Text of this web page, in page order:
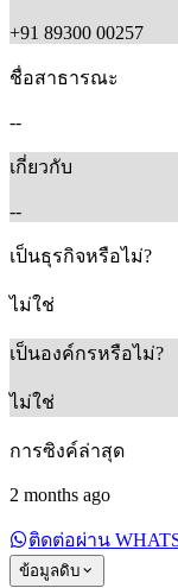
+91 89300 00257
ชื่อสาธารณะ
--
เกี่ยวกับ
--
เป็นธุรกิจหรือไม่?
ไม่ใช่
เป็นองค์กรหรือไม่?
ไม่ใช่
การซิงค์ล่าสุด
2 months ago
ติดต่อผ่าน
ข้อมูลดิบ